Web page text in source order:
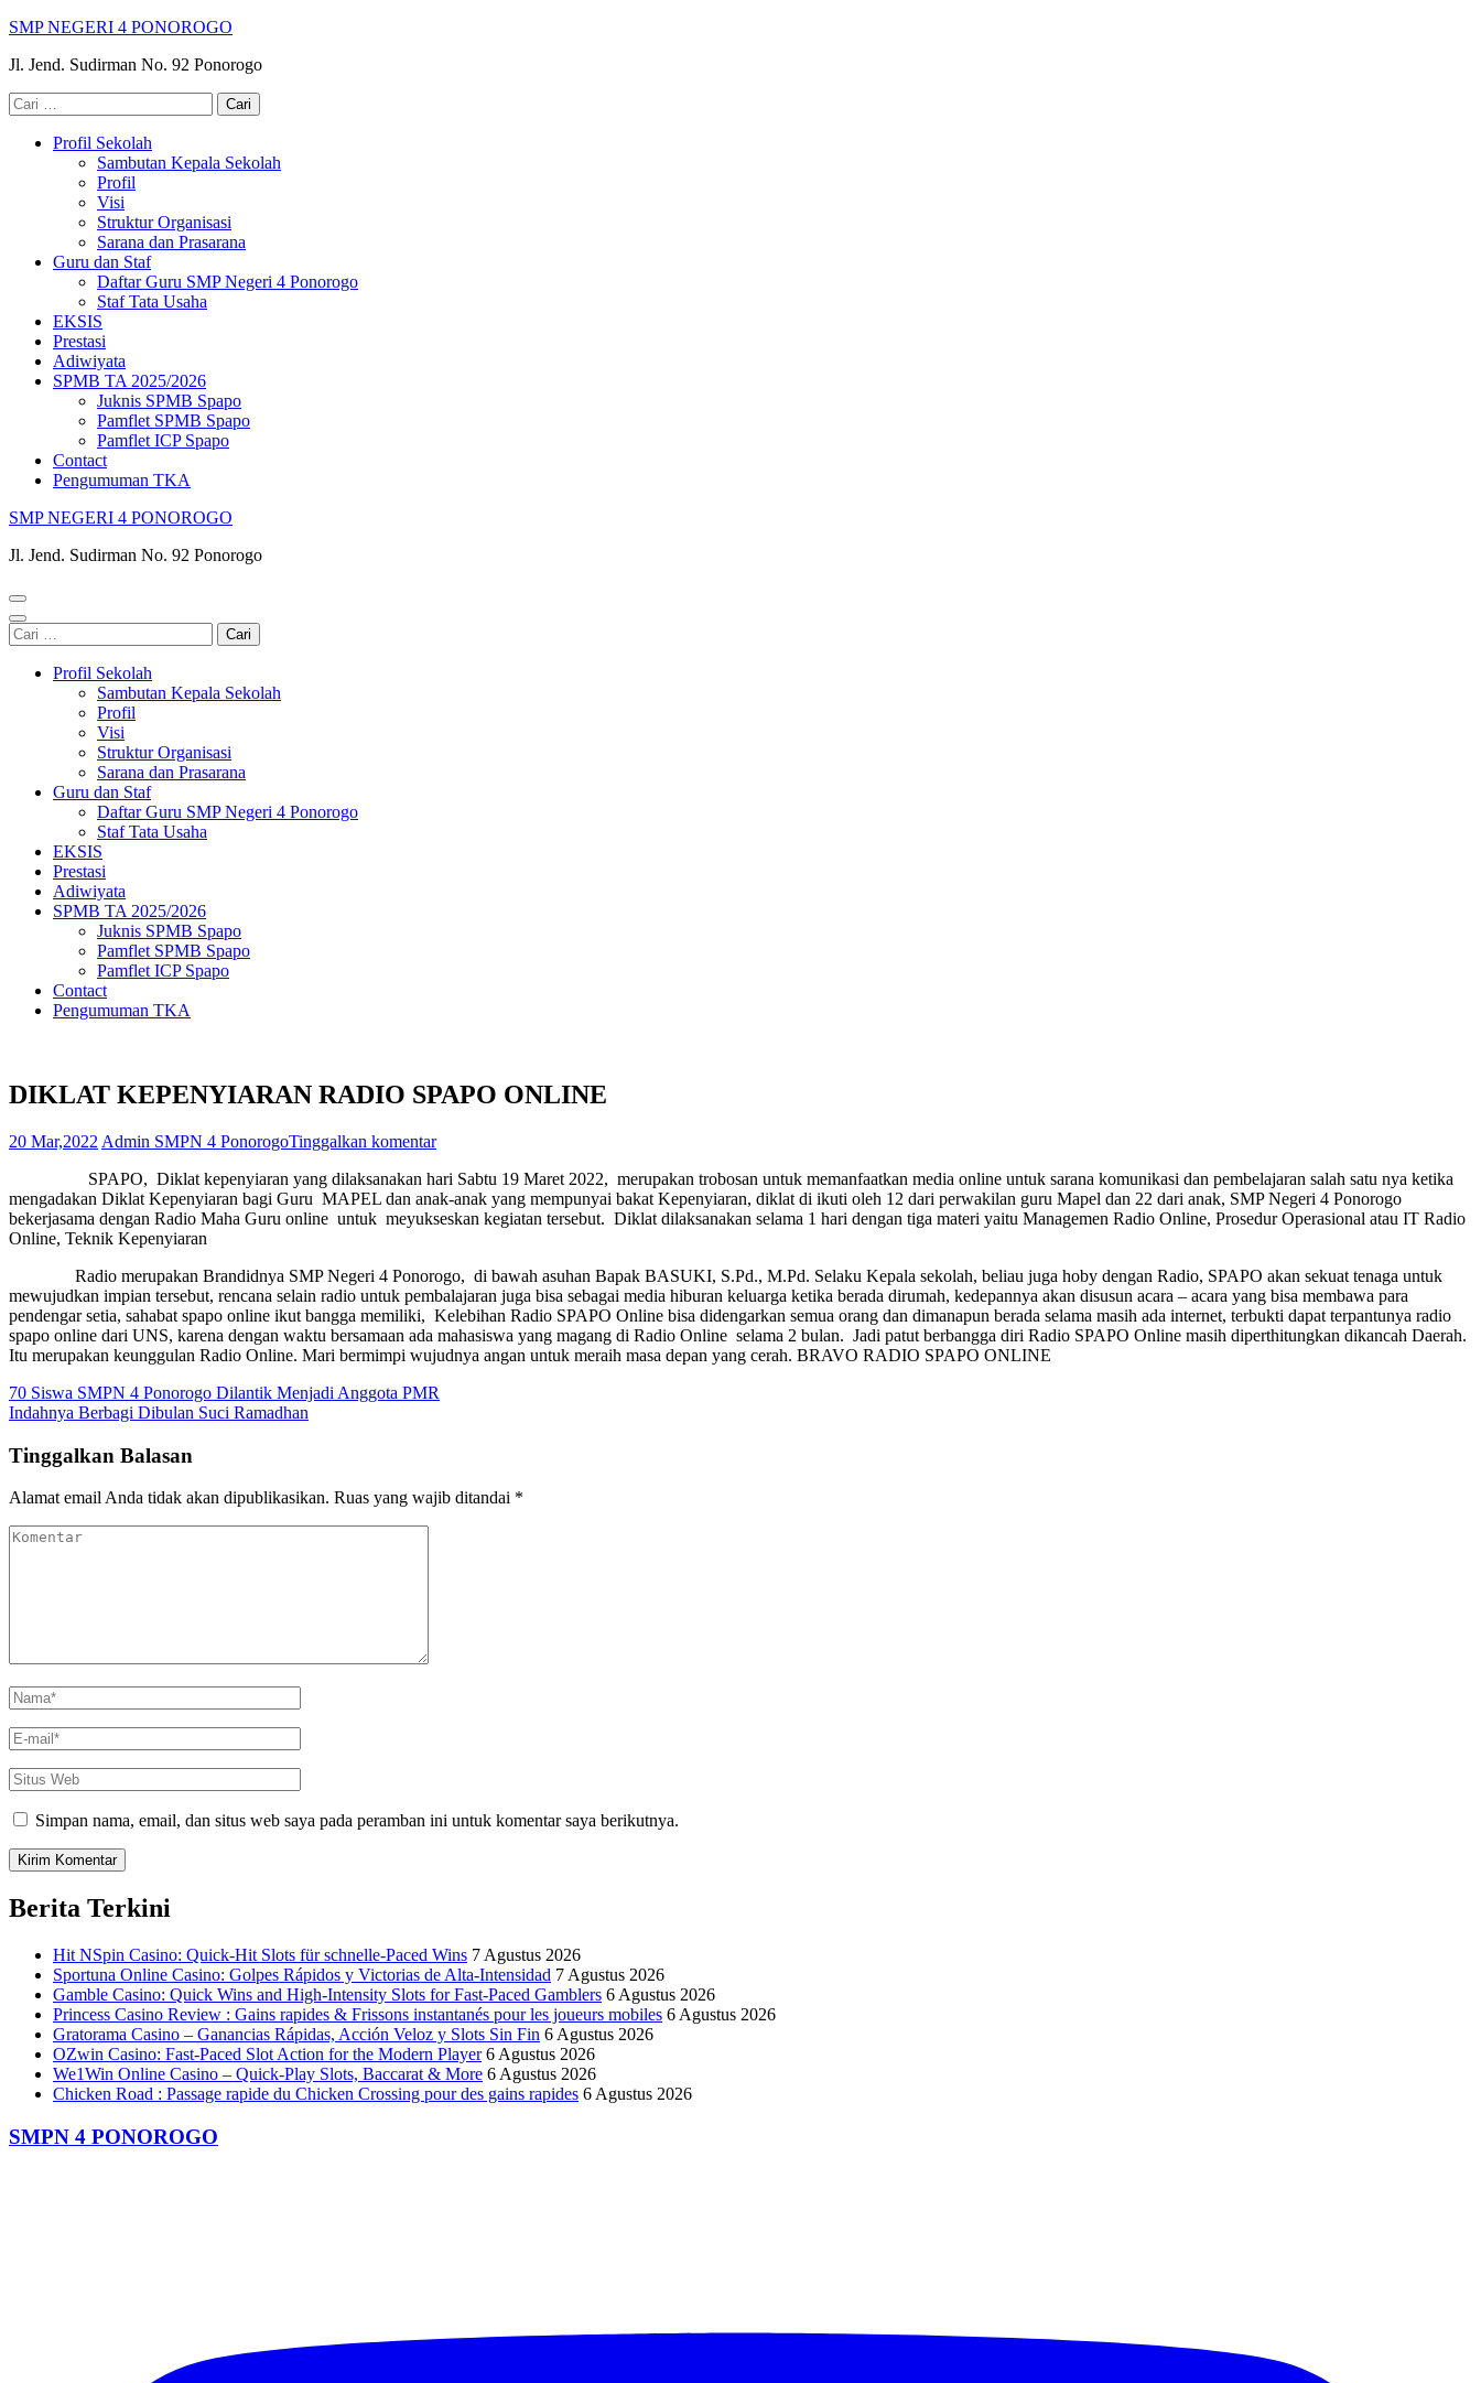
Lompat
konten
Enter)
SMP NEGERI 4 PONOROGO
Jl. Jend. Sudirman No. 92 Ponorogo
Cari
untuk:
Profil Sekolah
Sambutan Kepala Sekolah
Profil
Visi
Struktur Organisasi
Sarana dan Prasarana
Guru dan Staf
Daftar Guru SMP Negeri 4 Ponorogo
Staf Tata Usaha
EKSIS
Prestasi
Adiwiyata
SPMB TA 2025/2026
Juknis SPMB Spapo
Pamflet SPMB Spapo
Pamflet ICP Spapo
Contact
Pengumuman TKA
SMP NEGERI 4 PONOROGO
Jl. Jend. Sudirman No. 92 Ponorogo
Cari
untuk:
Profil Sekolah
Sambutan Kepala Sekolah
Profil
Visi
Struktur Organisasi
Sarana dan Prasarana
Guru dan Staf
Daftar Guru SMP Negeri 4 Ponorogo
Staf Tata Usaha
EKSIS
Prestasi
Adiwiyata
SPMB TA 2025/2026
Juknis SPMB Spapo
Pamflet SPMB Spapo
Pamflet ICP Spapo
Contact
Pengumuman TKA
DIKLAT KEPENYIARAN RADIO SPAPO ONLINE
20 Mar,2022 Admin SMPN 4 PonorogoTinggalkan komentar
SPAPO, Diklat kepenyiaran yang dilaksanakan hari Sabtu 19 Maret 2022, merupakan trobosan untuk memanfaatkan media online untuk sarana komunikasi dan pembelajaran salah satu nya ketika
mengadakan Diklat Kepenyiaran bagi Guru MAPEL dan anak-anak yang mempunyai bakat Kepenyiaran, diklat di ikuti oleh 12 dari perwakilan guru Mapel dan 22 dari anak, SMP Negeri 4 Ponorogo
bekerjasama dengan Radio Maha Guru online untuk meyukseskan kegiatan tersebut. Diklat dilaksanakan selama 1 hari dengan tiga materi yaitu Managemen Radio Online, Prosedur Operasional atau IT Radio
Online, Teknik Kepenyiaran
Radio merupakan Brandidnya SMP Negeri 4 Ponorogo, di bawah asuhan Bapak BASUKI, S.Pd., M.Pd. Selaku Kepala sekolah, beliau juga hoby dengan Radio, SPAPO akan sekuat tenaga untuk
mewujudkan impian tersebut, rencana selain radio untuk pembalajaran juga bisa sebagai media hiburan keluarga ketika berada dirumah, kedepannya akan disusun acara – acara yang bisa membawa para
pendengar setia, sahabat spapo online ikut bangga memiliki, Kelebihan Radio SPAPO Online bisa didengarkan semua orang dan dimanapun berada selama masih ada internet, terbukti dapat terpantunya radio
spapo online dari UNS, karena dengan waktu bersamaan ada mahasiswa yang magang di Radio Online selama 2 bulan. Jadi patut berbangga diri Radio SPAPO Online masih diperthitungkan dikancah Daerah.
Itu merupakan keunggulan Radio Online. Mari bermimpi wujudnya angan untuk meraih masa depan yang cerah. BRAVO RADIO SPAPO ONLINE
Navigasi
pos
70 Siswa SMPN 4 Ponorogo Dilantik Menjadi Anggota PMR
Indahnya Berbagi Dibulan Suci Ramadhan
Tinggalkan Balasan
Alamat email Anda tidak akan dipublikasikan. Ruas yang wajib ditandai *
Komentar
Nama*
E-
mail*
Situs
Web
Simpan nama, email, dan situs web saya pada peramban ini untuk komentar saya berikutnya.
Berita Terkini
Hit NSpin Casino: Quick‑Hit Slots für schnelle‑Paced Wins 7 Agustus 2026
Sportuna Online Casino: Golpes Rápidos y Victorias de Alta‑Intensidad 7 Agustus 2026
Gamble Casino: Quick Wins and High‑Intensity Slots for Fast‑Paced Gamblers 6 Agustus 2026
Princess Casino Review : Gains rapides & Frissons instantanés pour les joueurs mobiles 6 Agustus 2026
Gratorama Casino – Ganancias Rápidas, Acción Veloz y Slots Sin Fin 6 Agustus 2026
OZwin Casino: Fast‑Paced Slot Action for the Modern Player 6 Agustus 2026
We1Win Online Casino – Quick‑Play Slots, Baccarat & More 6 Agustus 2026
Chicken Road : Passage rapide du Chicken Crossing pour des gains rapides 6 Agustus 2026
SMPN 4 PONOROGO